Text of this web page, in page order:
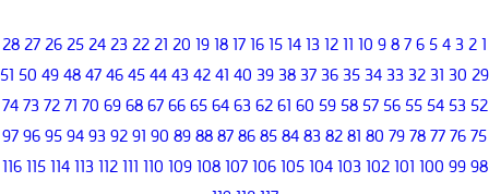
1
2
3
4
5
6
7
8
9
10
11
12
13
14
15
16
17
18
19
20
21
22
23
24
25
26
27
28
29
30
31
32
33
34
35
36
37
38
39
40
41
42
43
44
45
46
47
48
49
50
51
52
53
54
55
56
57
58
59
60
61
62
63
64
65
66
67
68
69
70
71
72
73
74
75
76
77
78
79
80
81
82
83
84
85
86
87
88
89
90
91
92
93
94
95
96
97
98
99
100
101
102
103
104
105
106
107
108
109
110
111
112
113
114
115
116